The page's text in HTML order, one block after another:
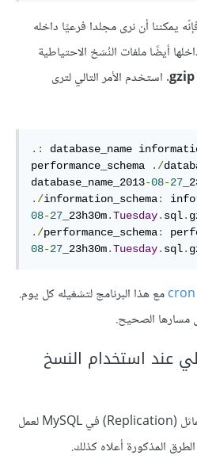
يمكننا أن نرى مجلدا فرعيًا داخله
أيضًا ملفات النُسَخ الاحتياطية
gzip. استخدم الأمر التالي لترى
.:
database_name
performance_schema
./
database_name_2013-08-27
./information_schema:
08-27 _23h30m.Tuesday. sql.
./performance_schema:
08-27 _23h30m.Tuesday. sql.
مع هذا البرنامج لتشغيله كل يوم.
مسارها الصحيح.
عند استخدام النسخ
من الممكن استخدام النسخ المتماثل (Replication) في MySQL لعمل
المذكورة أعلاه كذلك.